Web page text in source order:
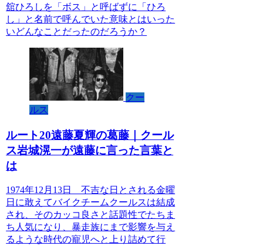
舘ひろしを「ボス」と呼ばずに「ひろ
し」と名前で呼んでいた意味とはいった
いどんなことだったのだろうか？
クー
ルス
ルート20遠藤夏輝の葛藤｜クール
ス岩城滉一が遠藤に言った言葉と
は
1974年12月13日 不吉な日とされる金曜
日に敢えてバイクチームクールスは結成
され、そのカッコ良さと話題性でたちま
ち人気になり、暴走族にまで影響を与え
るような時代の寵児へと上り詰めて行